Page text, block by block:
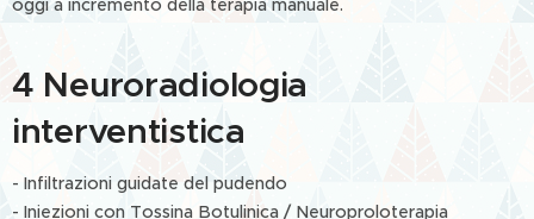
oggi a incremento della terapia manuale.
4 Neuroradiologia
interventistica
- Infiltrazioni guidate del pudendo
- Iniezioni con Tossina Botulinica / Neuroproloterapia